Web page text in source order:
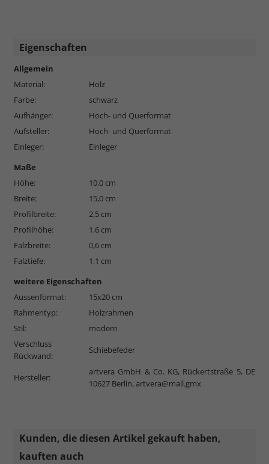
Eigenschaften
Allgemein
Material:
Holz
Farbe:
schwarz
Aufhänger:
Hoch- und Querformat
Aufsteller:
Hoch- und Querformat
Einleger:
Einleger
Maße
Höhe:
10,0 cm
Breite:
15,0 cm
Profilbreite:
2,5 cm
Profilhöhe:
1,6 cm
Falzbreite:
0,6 cm
Falztiefe:
1,1 cm
weitere Eigenschaften
Aussenformat:
15x20 cm
Rahmentyp:
Holzrahmen
Stil:
modern
Verschluss
Rückwand:
Schiebefeder
Hersteller:
artvera GmbH & Co. KG, Rückertstraße 5, DE
10627 Berlin,artvera@mail.gmx
Kunden, die diesen Artikel gekauft haben,
kauften auch